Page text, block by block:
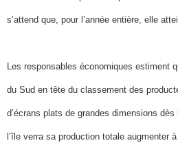
s’attend que, pour l’année entière, elle
Les responsables économiques estiment
du Sud en tête du classement des
d’écrans plats de grandes dimensions
l’île verra sa production totale augmenter